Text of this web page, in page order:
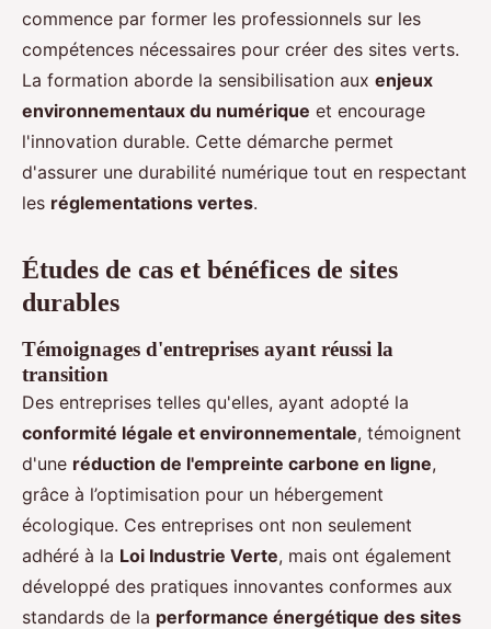
commence par former les professionnels sur les
compétences nécessaires pour créer des sites verts.
La formation aborde la sensibilisation aux enjeux
environnementaux du numérique et encourage
l'innovation durable. Cette démarche permet
d'assurer une durabilité numérique tout en respectant
les réglementations vertes.
Études de cas et bénéfices de sites
durables
Témoignages d'entreprises ayant réussi la
transition
Des entreprises telles qu'elles, ayant adopté la
conformité légale et environnementale, témoignent
d'une réduction de l'empreinte carbone en ligne,
grâce à l’optimisation pour un hébergement
écologique. Ces entreprises ont non seulement
adhéré à la Loi Industrie Verte, mais ont également
développé des pratiques innovantes conformes aux
standards de la performance énergétique des sites